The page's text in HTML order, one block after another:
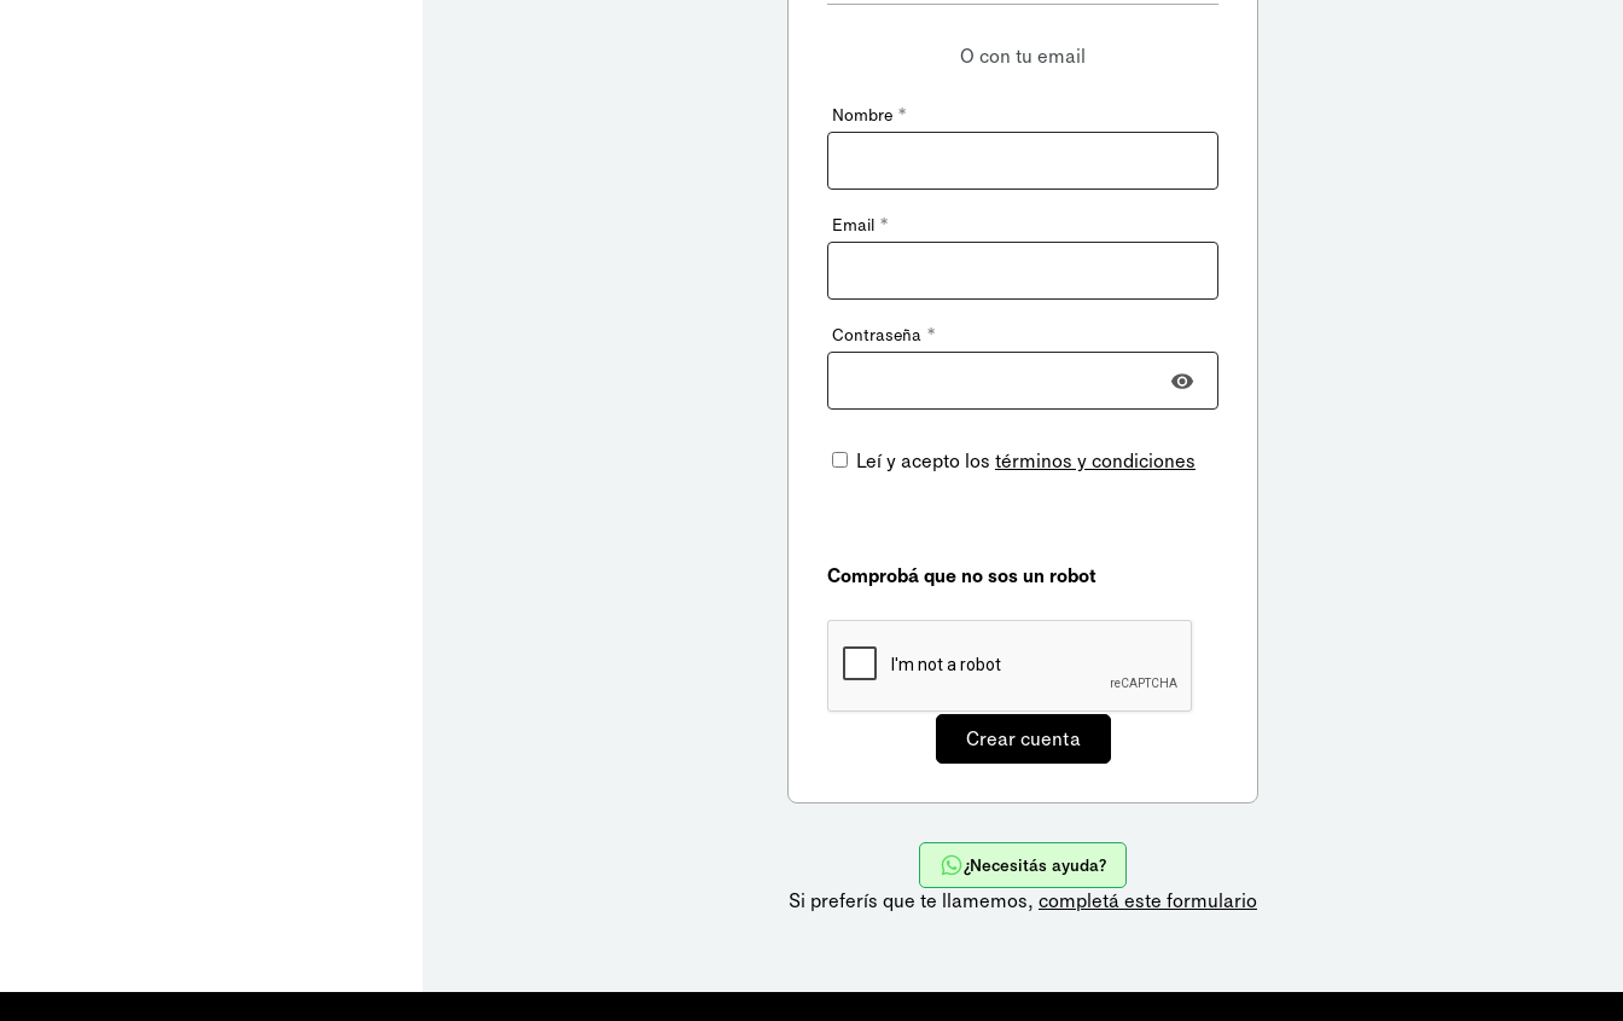
O con tu email
Nombre *
Email *
Contraseña *
Leí y acepto los términos y condiciones
Comprobá que no sos un robot
¿Necesitás ayuda?
Si preferís que te llamemos, completá este formulario